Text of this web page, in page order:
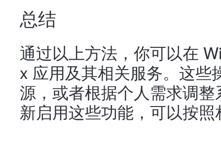
总结
通过以上方法，你可以在
x 应用及其相关服务。这些
源，或者根据个人需求调
新启用这些功能，可以按